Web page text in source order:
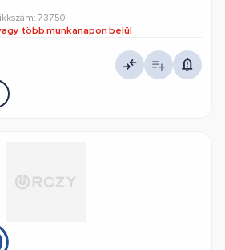
73750
több munkanapon belül